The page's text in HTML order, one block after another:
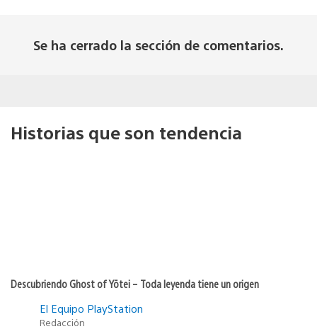
Se ha cerrado la sección de comentarios.
Historias que son tendencia
Descubriendo Ghost of Yōtei – Toda leyenda tiene un origen
El Equipo PlayStation
Redacción